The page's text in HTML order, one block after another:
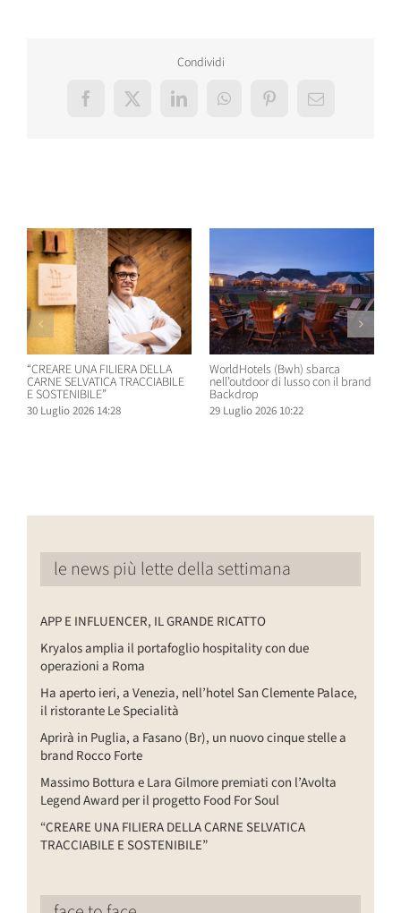
Condividi
Facebook
X LinkedInWhatsAppPinterestEmail
“CREARE UNA FILIERA DELLA
CARNE SELVATICA TRACCIABILE
E SOSTENIBILE”
30 Luglio 2026 14:28
WorldHotels (Bwh) sbarca
nell’outdoor di lusso con il brand
Backdrop
29 Luglio 2026 10:22
le news più lette della settimana
APP E INFLUENCER, IL GRANDE RICATTO
Kryalos amplia il portafoglio hospitality con due
operazioni a Roma
Ha aperto ieri, a Venezia, nell’hotel San Clemente Palace,
il ristorante Le Specialità
Aprirà in Puglia, a Fasano (Br), un nuovo cinque stelle a
brand Rocco Forte
Massimo Bottura e Lara Gilmore premiati con l’Avolta
Legend Award per il progetto Food For Soul
“CREARE UNA FILIERA DELLA CARNE SELVATICA
TRACCIABILE E SOSTENIBILE”